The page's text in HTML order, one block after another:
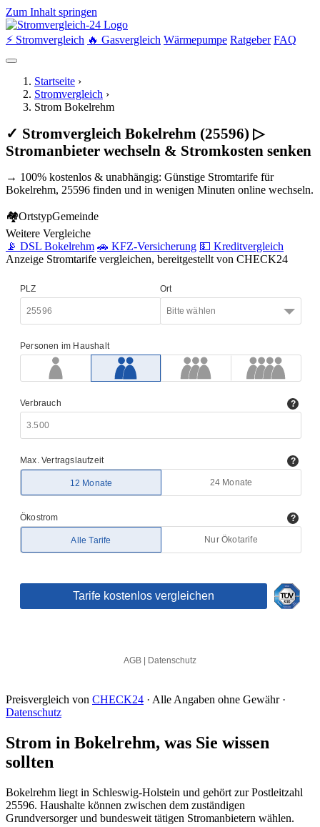
Zum Inhalt springen
⚡ Stromvergleich 🔥 Gasvergleich Wärmepumpe Ratgeber FAQ
Startseite ›
Stromvergleich ›
Strom Bokelrehm
✓ Stromvergleich Bokelrehm (25596) ▷
Stromanbieter wechseln & Stromkosten senken
→ 100% kostenlos & unabhängig: Günstige Stromtarife für
Bokelrehm, 25596 finden und in wenigen Minuten online wechseln.
🏘OrtstypGemeinde
Weitere Vergleiche
📡 DSL Bokelrehm 🚗 KFZ-Versicherung 💵 Kreditvergleich
Anzeige Stromtarife vergleichen, bereitgestellt von CHECK24
Preisvergleich von CHECK24 · Alle Angaben ohne Gewähr ·
Datenschutz
Strom in Bokelrehm, was Sie wissen
sollten
Bokelrehm liegt in Schleswig-Holstein und gehört zur Postleitzahl
25596. Haushalte können zwischen dem zuständigen
Grundversorger und bundesweit tätigen Stromanbietern wählen.